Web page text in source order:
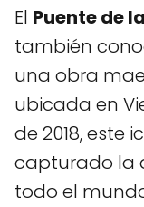
El Puente de
también
una obra
ubicada en
de 2018, este
capturado la
todo el